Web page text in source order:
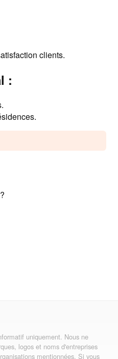
clients.
:
uniquement. Nous ne
logos et noms d'entreprises
mentionnées. Si vous